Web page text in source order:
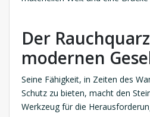
Der
modernen
Seine Fähigkeit, in Zeiten des
Schutz zu bieten, macht den
Werkzeug für die